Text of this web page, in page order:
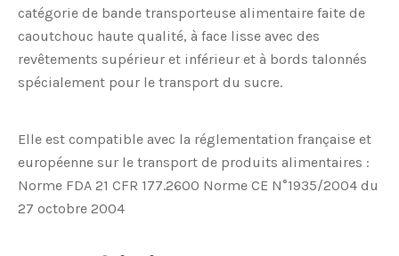
catégorie de bande transporteuse alimentaire faite de
caoutchouc haute qualité, à face lisse avec des
revêtements supérieur et inférieur et à bords talonnés
spécialement pour le transport du sucre.
Elle est compatible avec la réglementation française et
européenne sur le transport de produits alimentaires :
Norme FDA 21 CFR 177.2600 Norme CE N°1935/2004 du
27 octobre 2004